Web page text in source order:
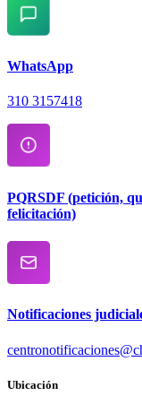
WhatsApp
310 3157418
PQRSDF (petición,
felicitación)
Notificaciones
Ubicación